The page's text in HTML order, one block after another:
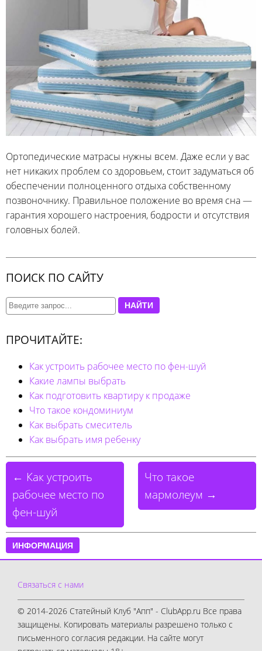
Ортопедические матрасы нужны всем. Даже если у вас
нет никаких проблем со здоровьем, стоит задуматься об
обеспечении полноценного отдыха собственному
позвоночнику. Правильное положение во время сна —
гарантия хорошего настроения, бодрости и отсутствия
головных болей.
ПОИСК ПО САЙТУ
НАЙТИ
ПРОЧИТАЙТЕ:
Как устроить рабочее место по фен-шуй
Какие лампы выбрать
Как подготовить квартиру к продаже
Что такое кондоминиум
Как выбрать смеситель
Как выбрать имя ребенку
← Как устроить
рабочее место по
фен-шуй
Что такое
мармолеум →
ИНФОРМАЦИЯ
Связаться с нами
© 2014-2026 Статейный Клуб "Апп" - ClubApp.ru Все права
защищены. Копировать материалы разрешено только с
письменного согласия редакции. На сайте могут